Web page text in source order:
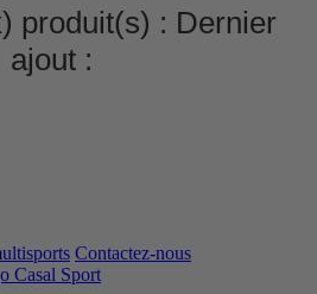
produit(s) : Dernier
ajout :
Contactez-nous